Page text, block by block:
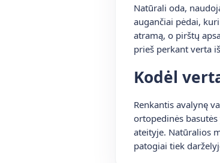
Natūrali oda,
augančiai pėdai,
atramą, o pirštų
prieš perkant verta
Kodėl
Renkantis avalynę
ortopedinės
ateityje. Natūralios
patogiai tiek